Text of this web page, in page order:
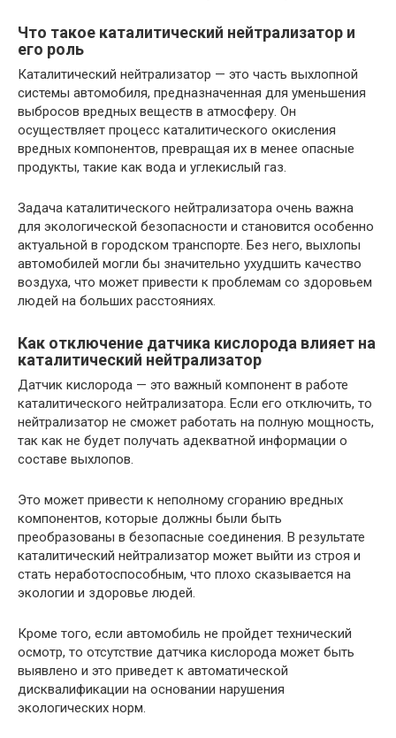
Что такое каталитический нейтрализатор и
его роль
Каталитический нейтрализатор — это часть выхлопной
системы автомобиля, предназначенная для уменьшения
выбросов вредных веществ в атмосферу. Он
осуществляет процесс каталитического окисления
вредных компонентов, превращая их в менее опасные
продукты, такие как вода и углекислый газ.
Задача каталитического нейтрализатора очень важна
для экологической безопасности и становится особенно
актуальной в городском транспорте. Без него, выхлопы
автомобилей могли бы значительно ухудшить качество
воздуха, что может привести к проблемам со здоровьем
людей на больших расстояниях.
Как отключение датчика кислорода влияет на
каталитический нейтрализатор
Датчик кислорода — это важный компонент в работе
каталитического нейтрализатора. Если его отключить, то
нейтрализатор не сможет работать на полную мощность,
так как не будет получать адекватной информации о
составе выхлопов.
Это может привести к неполному сгоранию вредных
компонентов, которые должны были быть
преобразованы в безопасные соединения. В результате
каталитический нейтрализатор может выйти из строя и
стать неработоспособным, что плохо сказывается на
экологии и здоровье людей.
Кроме того, если автомобиль не пройдет технический
осмотр, то отсутствие датчика кислорода может быть
выявлено и это приведет к автоматической
дисквалификации на основании нарушения
экологических норм.